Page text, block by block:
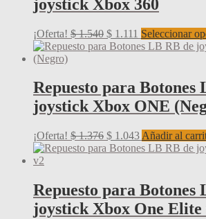
joystick Xbox 360
¡Oferta! $1.540 El
precio
$ 1.540.
$ 1.111 El
precio
$ 1.111.
Seleccionar
Repuesto para Botones
joystick Xbox ONE
¡Oferta! $1.376 El
precio
$ 1.376.
$ 1.043El
precio
$ 1.043.
Añadir al
Repuesto para Botones
joystick Xbox One Elite